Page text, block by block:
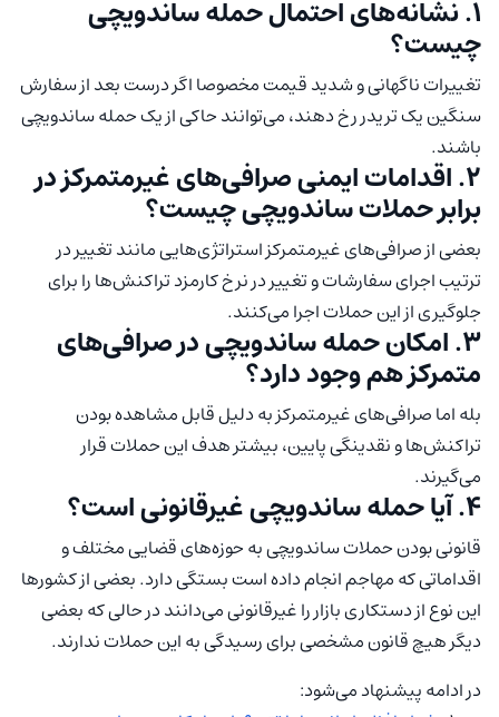
۱. نشانه‌های احتمال حمله ساندویچی
چیست؟
تغییرات ناگهانی و شدید قیمت مخصوصا اگر درست بعد از سفارش
سنگین یک تریدر رخ دهند، می‌توانند حاکی از یک حمله ساندویچی
باشند.
۲. اقدامات ایمنی صرافی‌های غیرمتمرکز در
برابر حملات ساندویچی چیست؟
بعضی از صرافی‌های غیرمتمرکز استراتژی‌هایی مانند تغییر در
ترتیب اجرای سفارشات و تغییر در نرخ کارمزد تراکنش‌ها را برای
جلوگیری از این حملات اجرا می‌کنند.
۳. امکان حمله ساندویچی در صرافی‌های
متمرکز هم وجود دارد؟
بله اما صرافی‌های غیرمتمرکز به دلیل قابل مشاهده بودن
تراکنش‌ها و نقدینگی پایین، بیشتر هدف این حملات قرار
می‌گیرند.
۴. آیا حمله ساندویچی غیرقانونی است؟
قانونی بودن حملات ساندویچی به حوزه‌های قضایی مختلف و
اقداماتی که مهاجم انجام داده است بستگی دارد. بعضی از کشورها
این نوع از دستکاری بازار را غیرقانونی می‌دانند در حالی که بعضی
دیگر هیچ قانون مشخصی برای رسیدگی به این حملات ندارند.
در ادامه پیشنهاد می‌شود: